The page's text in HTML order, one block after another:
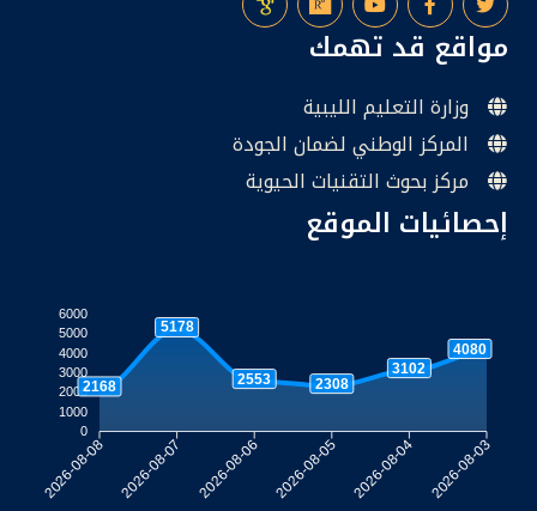
مواقع قد تهمك
وزارة التعليم الليبية
المركز الوطني لضمان الجودة
مركز بحوث التقنيات الحيوية
إحصائيات الموقع
6000
5000
4000
3000
2000
1000
0
2168
5178
2553 2308
3102
4080
2026-08-08 2026-08-07 2026-08-06 2026-08-05 2026-08-04 2026-08-03